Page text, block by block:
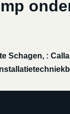
Schagen, :